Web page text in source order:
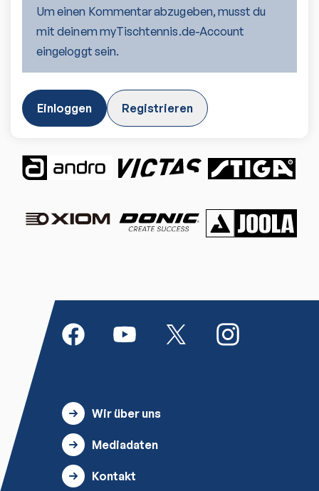
Um einen Kommentar abzugeben, musst du
mit deinem myTischtennis.de-Account
eingeloggt sein.
Einloggen Registrieren
Wir über uns
Mediadaten
Kontakt